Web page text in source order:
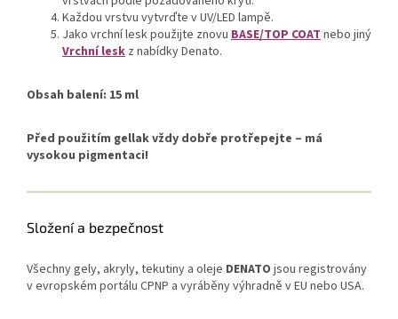
Každou vrstvu vytvrďte v UV/LED lampě.
Jako vrchní lesk použijte znovu BASE/TOP COAT nebo jiný
Vrchní lesk z nabídky Denato.
Obsah balení: 15 ml
Před použitím gellak vždy dobře protřepejte – má
vysokou pigmentaci!
Složení a bezpečnost
Všechny gely, akryly, tekutiny a oleje DENATO jsou registrovány
v evropském portálu CPNP a vyráběny výhradně v EU nebo USA.